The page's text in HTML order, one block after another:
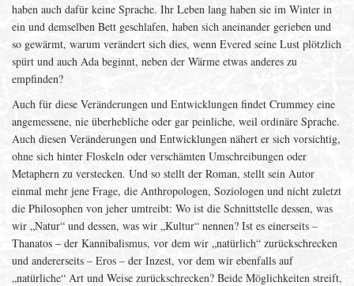
haben auch dafür keine Sprache. Ihr Leben lang haben sie im Winter in
ein und demselben Bett geschlafen, haben sich aneinander gerieben und
so gewärmt, warum verändert sich dies, wenn Evered seine Lust plötzlich
spürt und auch Ada beginnt, neben der Wärme etwas anderes zu
empfinden?
Auch für diese Veränderungen und Entwicklungen findet Crummey eine
angemessene, nie überhebliche oder gar peinliche, weil ordinäre Sprache.
Auch diesen Veränderungen und Entwicklungen nähert er sich vorsichtig,
ohne sich hinter Floskeln oder verschämten Umschreibungen oder
Metaphern zu verstecken. Und so stellt der Roman, stellt sein Autor
einmal mehr jene Frage, die Anthropologen, Soziologen und nicht zuletzt
die Philosophen von jeher umtreibt: Wo ist die Schnittstelle dessen, was
wir „Natur“ und dessen, was wir „Kultur“ nennen? Ist es einerseits –
Thanatos – der Kannibalismus, vor dem wir „natürlich“ zurückschrecken
und andererseits – Eros – der Inzest, vor dem wir ebenfalls auf
„natürliche“ Art und Weise zurückschrecken? Beide Möglichkeiten streift,